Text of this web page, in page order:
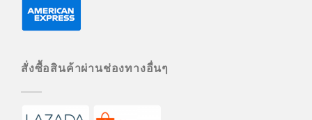
สั่งซื้อสินค้าผ่านช่องทางอื่นๆ